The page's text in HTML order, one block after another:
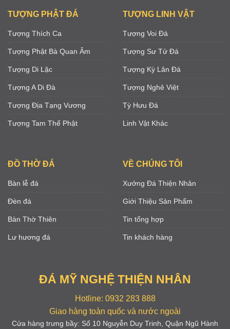
TƯỢNG PHẬT ĐÁ
Tượng Thích Ca
Tượng Phật Bà Quan Âm
Tượng Di Lặc
Tượng A Di Đà
Tượng Địa Tạng Vương
Tượng Tam Thế Phật
TƯỢNG LINH VẬT
Tượng Voi Đá
Tượng Sư Tử Đá
Tượng Kỳ Lân Đá
Tượng Nghê Việt
Tỳ Hưu Đá
Linh Vật Khác
ĐỒ THỜ ĐÁ
Bàn lễ đá
Đèn đá
Bàn Thờ Thiên
Lư hương đá
VỀ CHÚNG TÔI
Xưởng Đá Thiện Nhân
Giới Thiệu Sản Phẩm
Tin tổng hợp
Tin khách hàng
ĐÁ MỸ NGHỆ THIỆN NHÂN
Hotline: 0932 283 888
Giao hàng toàn quốc và nước ngoài
Cửa hàng trưng bầy: Số 10 Nguyễn Duy Trinh, Quận Ngũ Hành